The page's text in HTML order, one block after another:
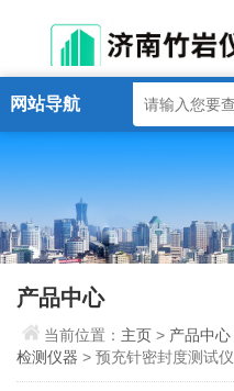
网站导航
产品中心
当前位置： 主页> 产品中心
检测仪器 > 预充针密封度测试仪